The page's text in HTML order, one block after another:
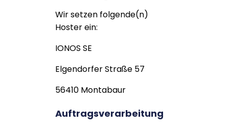
Wir setzen folgende(n)
Hoster ein:
IONOS SE
Elgendorfer Straße 57
56410 Montabaur
Auftragsverarbeitung